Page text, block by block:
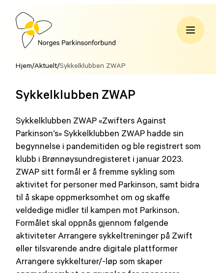
Hopp
innholdNorges
Hjem/Aktuelt/Sykkelklubben ZWAP
Sykkelklubben ZWAP
Sykkelklubben ZWAP «Zwifters Against
Parkinson’s» Sykkelklubben ZWAP hadde sin
begynnelse i pandemitiden og ble registrert som
klubb i Brønnøysundregisteret i januar 2023.
ZWAP sitt formål er å fremme sykling som
aktivitet for personer med Parkinson, samt bidra
til å skape oppmerksomhet om og skaffe
veldedige midler til kampen mot Parkinson.
Formålet skal oppnås gjennom følgende
aktiviteter Arrangere sykkeltreninger på Zwift
eller tilsvarende andre digitale plattformer
Arrangere sykkelturer/-løp som skaper